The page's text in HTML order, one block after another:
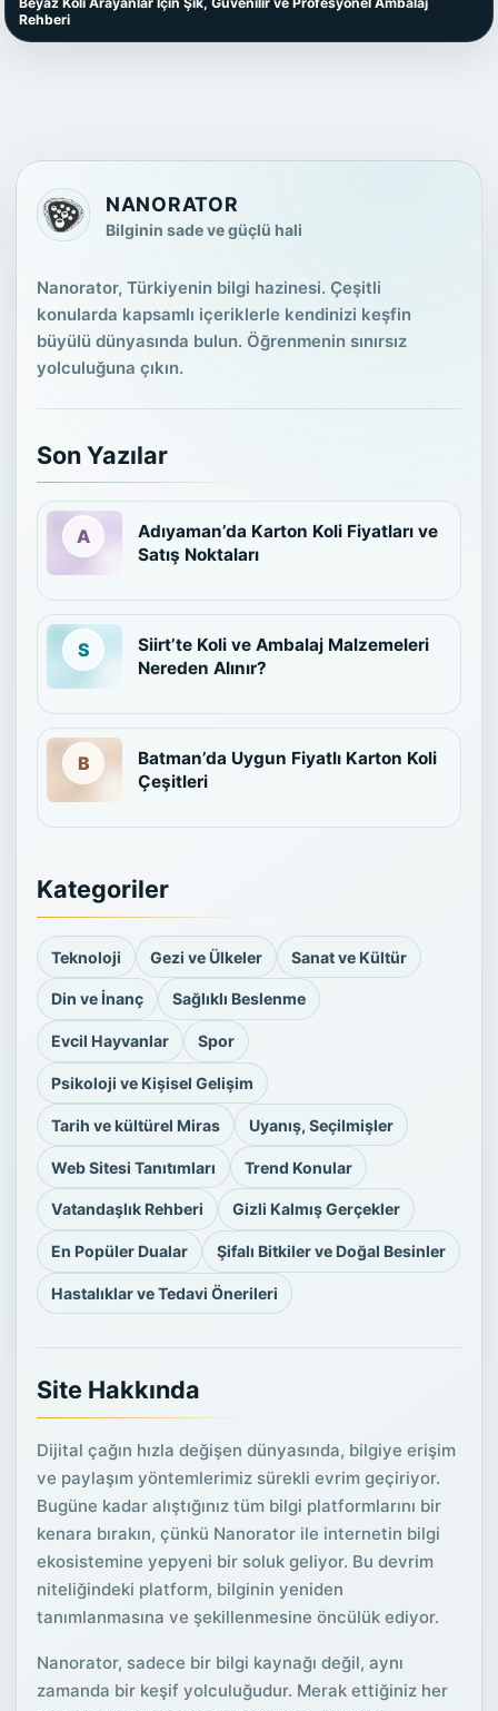
Rehberi
NANORATOR
Bilginin sade ve güçlü hali
Nanorator, Türkiyenin bilgi hazinesi. Çeşitli
konularda kapsamlı içeriklerle kendinizi keşfin
büyülü dünyasında bulun. Öğrenmenin sınırsız
yolculuğuna çıkın.
Son Yazılar
Adıyaman’da Karton Koli Fiyatları ve
Satış Noktaları
Siirt’te Koli ve Ambalaj Malzemeleri
Nereden Alınır?
Batman’da Uygun Fiyatlı Karton Koli
Çeşitleri
Kategoriler
Teknoloji Gezi ve Ülkeler Sanat ve Kültür
Din ve İnanç Sağlıklı Beslenme
Evcil Hayvanlar Spor
Psikoloji ve Kişisel Gelişim
Tarih ve kültürel Miras Uyanış, Seçilmişler
Web Sitesi Tanıtımları Trend Konular
Vatandaşlık Rehberi Gizli Kalmış Gerçekler
En Popüler Dualar Şifalı Bitkiler ve Doğal Besinler
Hastalıklar ve Tedavi Önerileri
Site Hakkında
Dijital çağın hızla değişen dünyasında, bilgiye erişim
ve paylaşım yöntemlerimiz sürekli evrim geçiriyor.
Bugüne kadar alıştığınız tüm bilgi platformlarını bir
kenara bırakın, çünkü Nanorator ile internetin bilgi
ekosistemine yepyeni bir soluk geliyor. Bu devrim
niteliğindeki platform, bilginin yeniden
tanımlanmasına ve şekillenmesine öncülük ediyor.
Nanorator, sadece bir bilgi kaynağı değil, aynı
zamanda bir keşif yolculuğudur. Merak ettiğiniz her